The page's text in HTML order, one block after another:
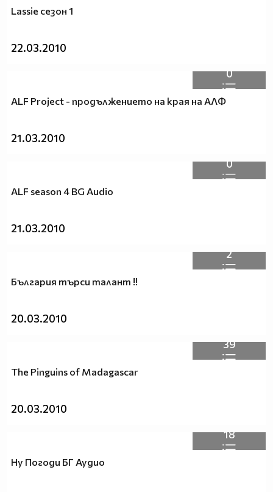
Lassie сезон 1
22.03.2010
0
ALF Project - продължението на края на АЛФ
21.03.2010
0
ALF season 4 BG Audio
21.03.2010
2
България търси талант !!
20.03.2010
39
The Pinguins of Madagascar
20.03.2010
18
Ну Погоди БГ Аудио